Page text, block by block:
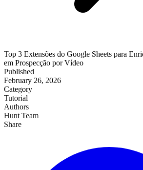
Top 3 Extensões do Google Sheets para
em Prospecção por Vídeo
Published
February 26, 2026
Category
Tutorial
Authors
Hunt Team
Share